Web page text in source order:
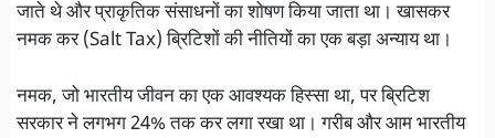
जाते थे और प्राकृतिक संसाधनों का शोषण किया जाता था। खासकर
नमक कर (Salt Tax) ब्रिटिशों की नीतियों का एक बड़ा अन्याय था।
नमक, जो भारतीय जीवन का एक आवश्यक हिस्सा था, पर ब्रिटिश
सरकार ने लगभग 24% तक कर लगा रखा था। गरीब और आम भारतीय